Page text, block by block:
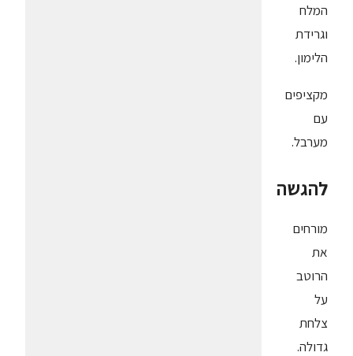
המלח
וגרידת
הלימון.
מקציפים
עם
מערבל.
להגשה
מורחים
את
הרוטב
על
צלחת
גדולה.